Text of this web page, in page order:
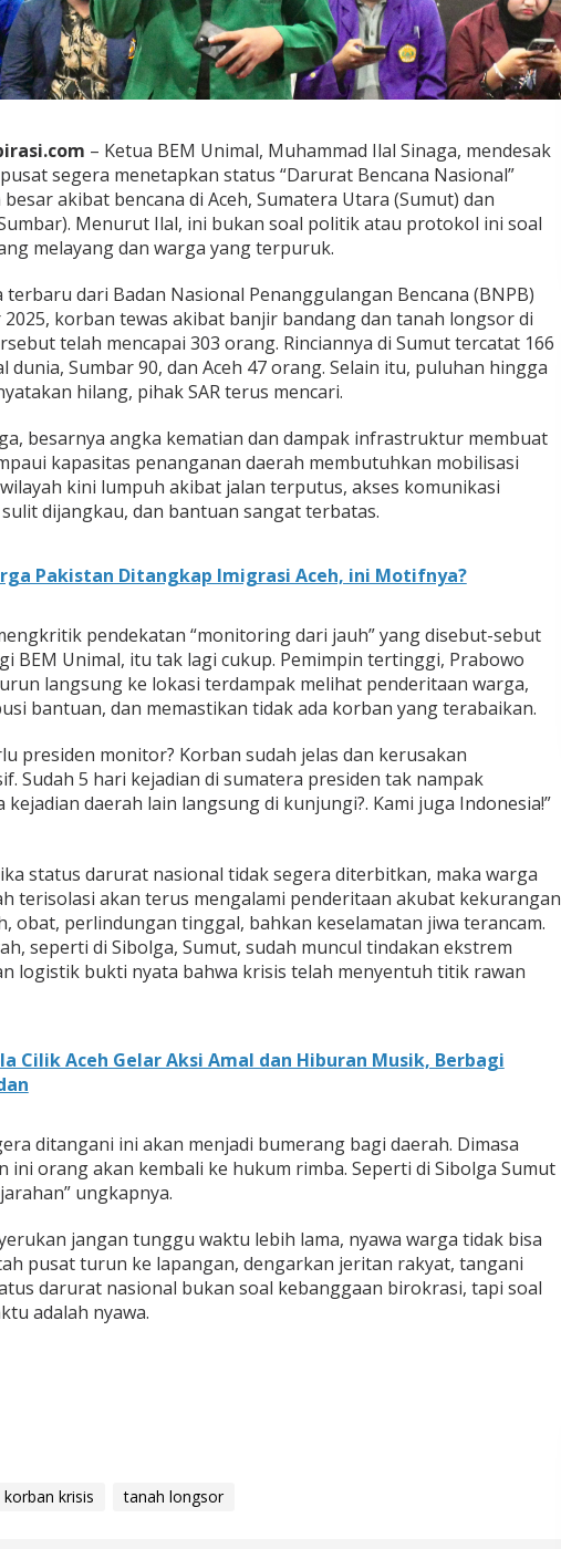
– Ketua BEM Unimal, Muhammad Ilal Sinaga, mendesak
segera menetapkan status “Darurat Bencana Nasional”
akibat bencana di Aceh, Sumatera Utara (Sumut) dan
Menurut Ilal, ini bukan soal politik atau protokol ini soal
melayang dan warga yang terpuruk.
terbaru dari Badan Nasional Penanggulangan Bencana (BNPB)
korban tewas akibat banjir bandang dan tanah longsor di
telah mencapai 303 orang. Rinciannya di Sumut tercatat 166
dunia, Sumbar 90, dan Aceh 47 orang. Selain itu, puluhan hingga
hilang, pihak SAR terus mencari.
besarnya angka kematian dan dampak infrastruktur membuat
kapasitas penanganan daerah membutuhkan mobilisasi
kini lumpuh akibat jalan terputus, akses komunikasi
dijangkau, dan bantuan sangat terbatas.
Pakistan Ditangkap Imigrasi Aceh, ini Motifnya?
pendekatan “monitoring dari jauh” yang disebut-sebut
BEM Unimal, itu tak lagi cukup. Pemimpin tertinggi, Prabowo
langsung ke lokasi terdampak melihat penderitaan warga,
bantuan, dan memastikan tidak ada korban yang terabaikan.
presiden monitor? Korban sudah jelas dan kerusakan
Sudah 5 hari kejadian di sumatera presiden tak nampak
kejadian daerah lain langsung di kunjungi?. Kami juga Indonesia!”
status darurat nasional tidak segera diterbitkan, maka warga
terisolasi akan terus mengalami penderitaan akubat kekurangan
obat, perlindungan tinggal, bahkan keselamatan jiwa terancam.
seperti di Sibolga, Sumut, sudah muncul tindakan ekstrem
logistik bukti nyata bahwa krisis telah menyentuh titik rawan
Cilik Aceh Gelar Aksi Amal dan Hiburan Musik, Berbagi
ditangani ini akan menjadi bumerang bagi daerah. Dimasa
ini orang akan kembali ke hukum rimba. Seperti di Sibolga Sumut
ungkapnya.
jangan tunggu waktu lebih lama, nyawa warga tidak bisa
pusat turun ke lapangan, dengarkan jeritan rakyat, tangani
darurat nasional bukan soal kebanggaan birokrasi, tapi soal
adalah nyawa.
korban krisis tanah longsor